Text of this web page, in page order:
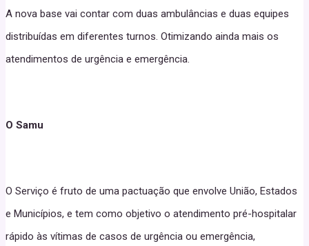
A nova base vai contar com duas ambulâncias e duas equipes
distribuídas em diferentes turnos. Otimizando ainda mais os
atendimentos de urgência e emergência.
O Samu
O Serviço é fruto de uma pactuação que envolve União, Estados
e Municípios, e tem como objetivo o atendimento pré-hospitalar
rápido às vítimas de casos de urgência ou emergência,